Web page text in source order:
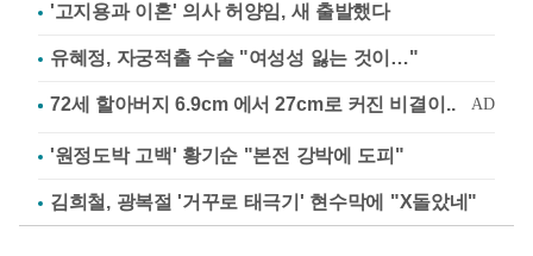
'고지용과 이혼' 의사 허양임, 새 출발했다
유혜정, 자궁적출 수술 "여성성 잃는 것이…"
'원정도박 고백' 황기순 "본전 강박에 도피"
김희철, 광복절 '거꾸로 태극기' 현수막에 "X돌았네"